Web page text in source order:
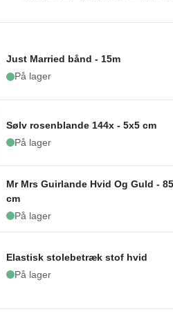
Just Married bånd - 15m
På lager
Sølv rosenblande 144x - 5x5 cm
På lager
Mr Mrs Guirlande Hvid Og Guld - 85
cm
På lager
Elastisk stolebetræk stof hvid
På lager